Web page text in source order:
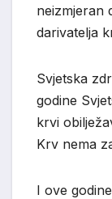
neizmjeran
darivatelja
Svjetska
godine
krvi
Krv nema
I ove